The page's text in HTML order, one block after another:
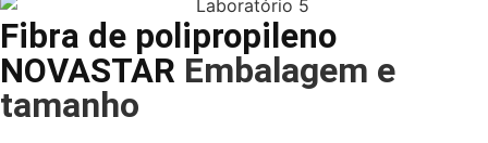
Fibra de polipropileno
NOVASTAR Embalagem e
tamanho